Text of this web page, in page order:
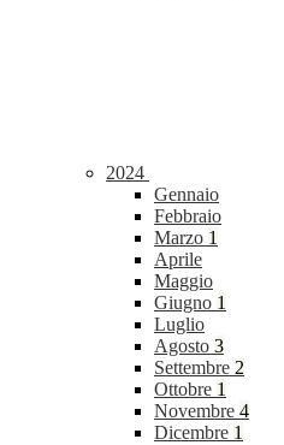
2024
Gennaio
Febbraio
Marzo 1
Aprile
Maggio
Giugno 1
Luglio
Agosto 3
Settembre 2
Ottobre 1
Novembre 4
Dicembre 1